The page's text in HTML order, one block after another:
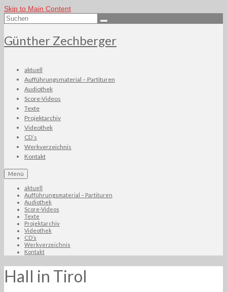
Skip to Main Content
Suchen
nach:
Günther Zechberger
aktuell
Aufführungsmaterial – Partituren
Audiothek
Score-Videos
Texte
Projektarchiv
Videothek
CD’s
Werkverzeichnis
Kontakt
Menü
aktuell
Aufführungsmaterial – Partituren
Audiothek
Score-Videos
Texte
Projektarchiv
Videothek
CD’s
Werkverzeichnis
Kontakt
Hall in Tirol